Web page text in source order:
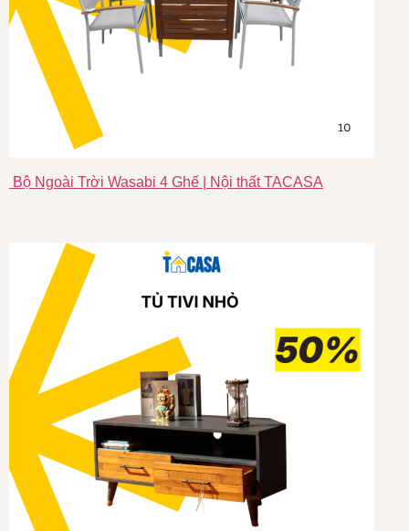
Bộ Ngoài Trời Wasabi 4 Ghế | Nội thất TACASA